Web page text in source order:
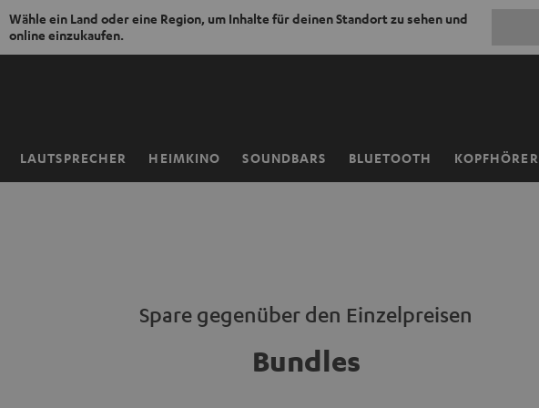
Wähle ein Land oder eine Region, um Inhalte für deinen Standort zu sehen und
online einzukaufen.
ZUM
LAUTSPRECHER HEIMKINO SOUNDBARS BLUETOOTH KOPFHÖRER
Startseite
Spare gegenüber den Einzelpreisen
Bundles